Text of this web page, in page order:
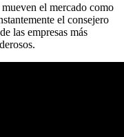
el mercado como
el consejero
las empresas más